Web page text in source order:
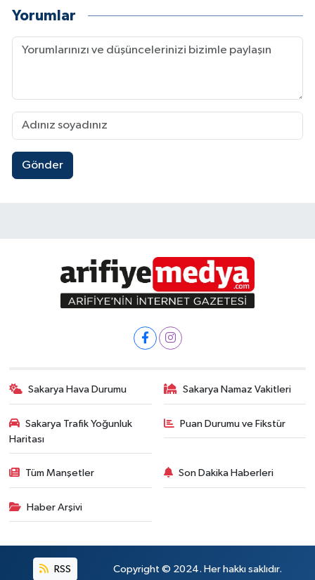
Yorumlar
Gönder
Sakarya Hava Durumu Sakarya Namaz Vakitleri
Sakarya Trafik Yoğunluk
Haritası
Puan Durumu ve Fikstür
Tüm Manşetler Son Dakika Haberleri
Haber Arşivi
RSS Copyright © 2024. Her hakkı saklıdır.